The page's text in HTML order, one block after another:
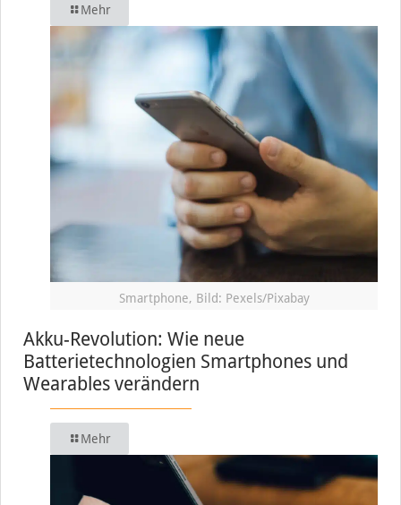
Mehr
Smartphone, Bild: Pexels/Pixabay
Akku-Revolution: Wie neue
Batterietechnologien Smartphones und
Wearables verändern
Mehr